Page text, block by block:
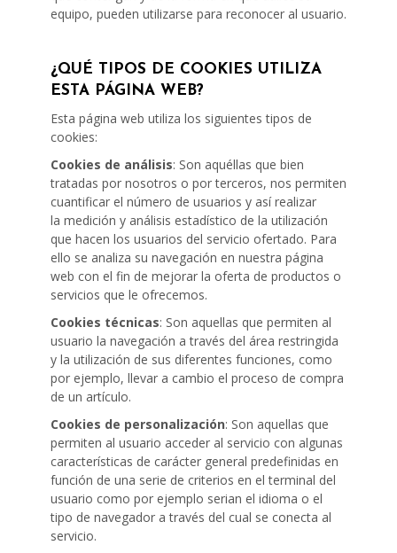
equipo, pueden utilizarse para reconocer al usuario.
¿QUÉ TIPOS DE COOKIES UTILIZA
ESTA PÁGINA WEB?
Esta página web utiliza los siguientes tipos de
cookies:
Cookies de análisis: Son aquéllas que bien
tratadas por nosotros o por terceros, nos permiten
cuantificar el número de usuarios y así realizar
la medición y análisis estadístico de la utilización
que hacen los usuarios del servicio ofertado. Para
ello se analiza su navegación en nuestra página
web con el fin de mejorar la oferta de productos o
servicios que le ofrecemos.
Cookies técnicas: Son aquellas que permiten al
usuario la navegación a través del área restringida
y la utilización de sus diferentes funciones, como
por ejemplo, llevar a cambio el proceso de compra
de un artículo.
Cookies de personalización: Son aquellas que
permiten al usuario acceder al servicio con algunas
características de carácter general predefinidas en
función de una serie de criterios en el terminal del
usuario como por ejemplo serian el idioma o el
tipo de navegador a través del cual se conecta al
servicio.